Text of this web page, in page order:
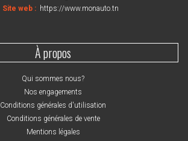
Site web : https://www.monauto.tn
À propos
Qui sommes nous?
Nos engagements
Conditions générales d'utilisation
Conditions générales de vente
Mentions légales